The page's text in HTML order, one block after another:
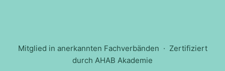
Mitglied in anerkannten Fachverbänden · Zertifiziert
durch AHAB Akademie